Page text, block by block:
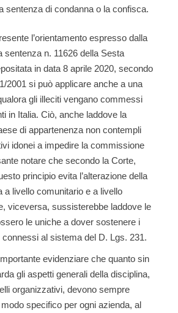
sentenza di condanna o la confisca.
l’orientamento espresso dalla
sentenza n. 11626 della Sesta
in data 8 aprile 2020, secondo
2001 si può applicare anche a una
gli illeciti vengano commessi
in Italia. Ciò, anche laddove la
di appartenenza non contempli
idonei a impedire la commissione
notare che secondo la Corte,
principio evita l’alterazione della
a livello comunitario e a livello
viceversa, sussisterebbe laddove le
le uniche a dover sostenere i
al sistema del D. Lgs. 231.
evidenziare che quanto sin
gli aspetti generali della disciplina,
organizzativi, devono sempre
specifico per ogni azienda, al